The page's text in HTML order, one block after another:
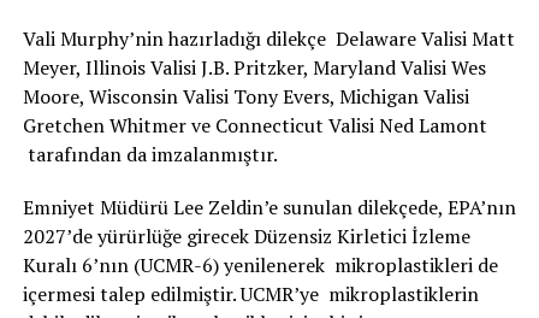
Vali Murphy’nin hazırladığı dilekçe Delaware Valisi Matt
Meyer, Illinois Valisi J.B. Pritzker, Maryland Valisi Wes
Moore, Wisconsin Valisi Tony Evers, Michigan Valisi
Gretchen Whitmer ve Connecticut Valisi Ned Lamont
tarafından da imzalanmıştır.
Emniyet Müdürü Lee Zeldin’e sunulan dilekçede, EPA’nın
2027’de yürürlüğe girecek Düzensiz Kirletici İzleme
Kuralı 6’nın (UCMR-6) yenilenerek mikroplastikleri de
içermesi talep edilmiştir. UCMR’ye mikroplastiklerin